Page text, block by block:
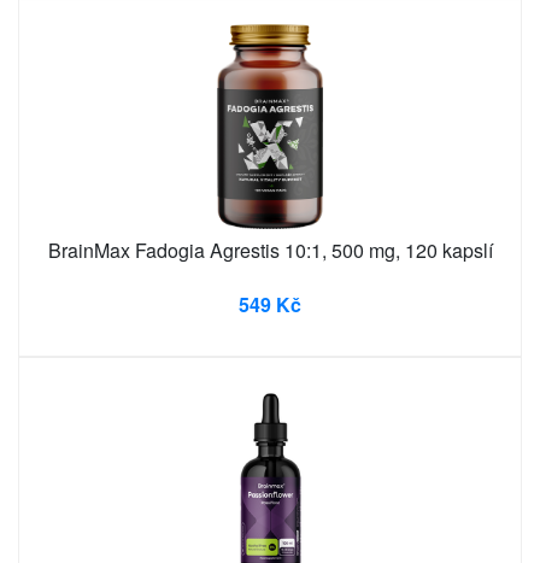
BrainMax Fadogia Agrestis 10:1, 500 mg, 120 kapslí
549 Kč